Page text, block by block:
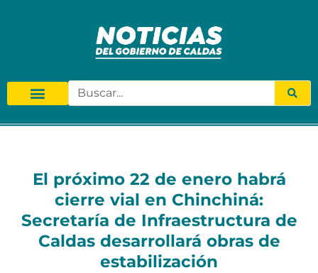
El próximo 22 de enero habrá
cierre vial en Chinchiná:
Secretaría de Infraestructura de
Caldas desarrollará obras de
estabilización